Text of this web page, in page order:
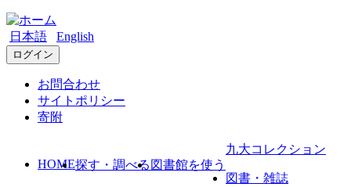
日本語 English
ログイン
お問合わせ
サイトポリシー
寄附
HOME探す・調べる 図書館を使う
九大コレクション
図書・雑誌